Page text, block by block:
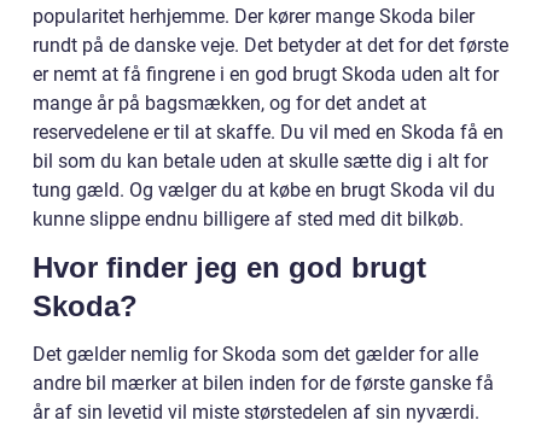
popularitet herhjemme. Der kører mange Skoda biler
rundt på de danske veje. Det betyder at det for det første
er nemt at få fingrene i en god brugt Skoda uden alt for
mange år på bagsmækken, og for det andet at
reservedelene er til at skaffe. Du vil med en Skoda få en
bil som du kan betale uden at skulle sætte dig i alt for
tung gæld. Og vælger du at købe en brugt Skoda vil du
kunne slippe endnu billigere af sted med dit bilkøb.
Hvor finder jeg en god brugt
Skoda?
Det gælder nemlig for Skoda som det gælder for alle
andre bil mærker at bilen inden for de første ganske få
år af sin levetid vil miste størstedelen af sin nyværdi.